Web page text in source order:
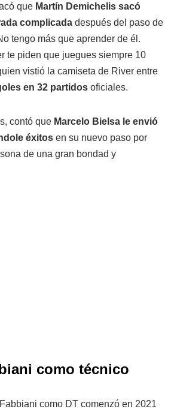
que Martín Demichelis sacó
complicada después del paso de
tengo más que aprender de él.
te piden que juegues siempre 10
vistió la camiseta de River entre
en 32 partidos oficiales.
contó que Marcelo Bielsa le envió
éxitos en su nuevo paso por
de una gran bondad y
como técnico
como DT comenzó en 2021